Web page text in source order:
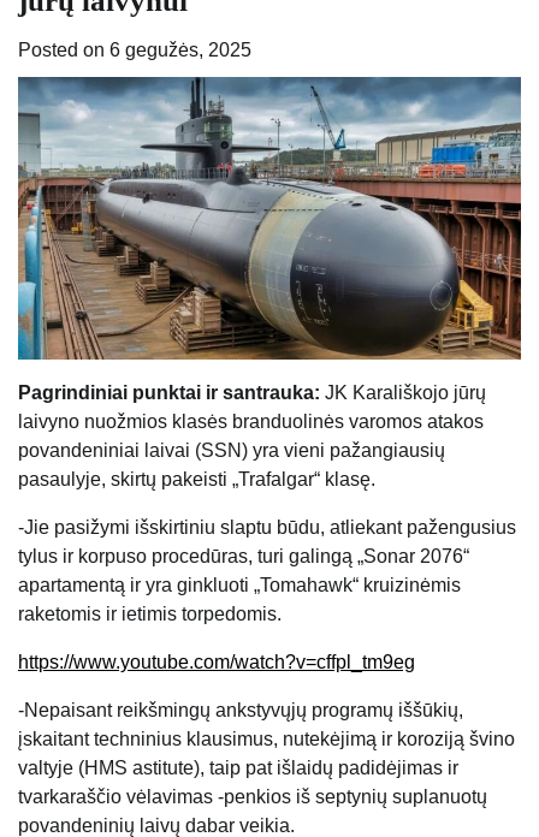
Posted on 6 gegužės, 2025
Pagrindiniai punktai ir santrauka: JK Karališkojo jūrų
laivyno nuožmios klasės branduolinės varomos atakos
povandeniniai laivai (SSN) yra vieni pažangiausių
pasaulyje, skirtų pakeisti „Trafalgar“ klasę.
-Jie pasižymi išskirtiniu slaptu būdu, atliekant pažengusius
tylus ir korpuso procedūras, turi galingą „Sonar 2076“
apartamentą ir yra ginkluoti „Tomahawk“ kruizinėmis
raketomis ir ietimis torpedomis.
https://www.youtube.com/watch?v=cffpl_tm9eg
-Nepaisant reikšmingų ankstyvųjų programų iššūkių,
įskaitant techninius klausimus, nutekėjimą ir koroziją švino
valtyje (HMS astitute), taip pat išlaidų padidėjimas ir
tvarkaraščio vėlavimas -penkios iš septynių suplanuotų
povandeninių laivų dabar veikia.